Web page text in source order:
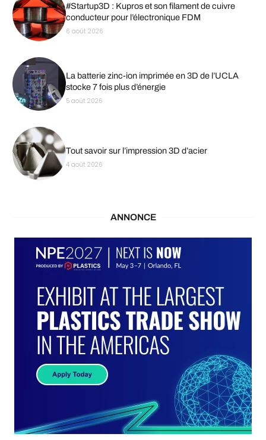
#Startup3D : Kupros et son filament de cuivre
conducteur pour l’électronique FDM
6 août 2026
La batterie zinc-ion imprimée en 3D de l’UCLA
stocke 7 fois plus d’énergie
5 août 2026
Tout savoir sur l’impression 3D d’acier
4 août 2026
ANNONCE